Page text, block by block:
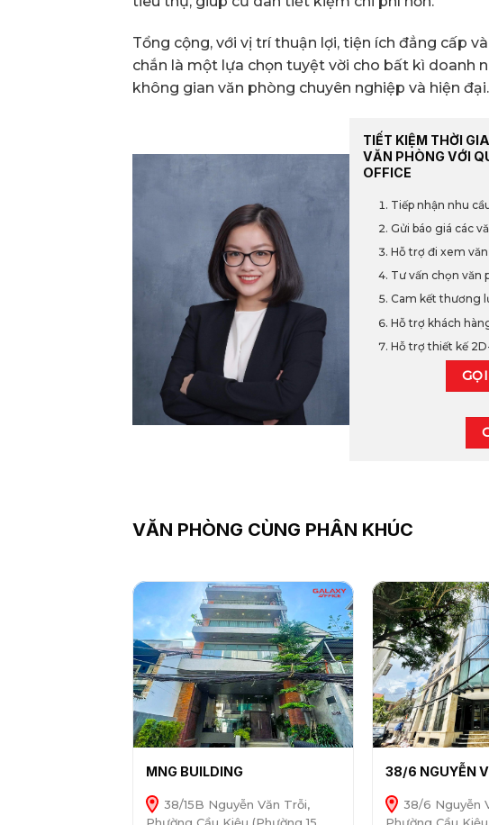
Tổng cộng, với vị trí thuận lợi, tiện ích đẳng cấp
chắn là một lựa chọn tuyệt vời cho bất kì doanh
không gian văn phòng chuyên nghiệp và hiện đại.
TIẾT KIỆM THỜI
VĂN PHÒNG VỚI
OFFICE
Tiếp nhận nhu
Gửi báo giá các
Hỗ trợ đi xem
Tư vấn chọn văn
Cam kết thương
Hỗ trợ khách
Hỗ trợ thiết kế
VĂN PHÒNG CÙNG PHÂN KHÚC
MNG BUILDING
38/15B Nguyễn Văn Trỗi,
38/6 NGUYỄN
38/6 Nguyễn